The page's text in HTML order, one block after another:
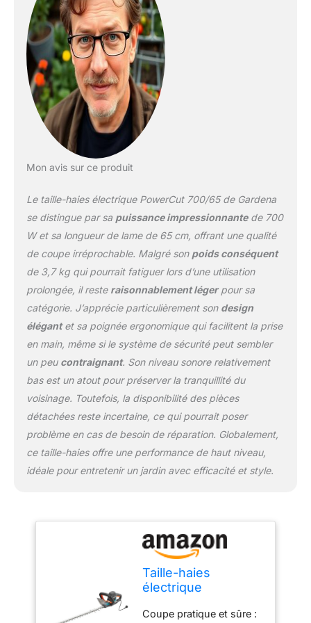
lors du travail Durable et
innovante : la butée de
protection protège les
lames lors de la coupe
près du sol ProZone :
meulage professionnel et
dents spéciales pour une
coupe sans effort, même
pour les grosses
Mon avis sur ce produit
Le taille-haies électrique PowerCut 700/65 de Gardena
se distingue par sa puissance impressionnantede 700
W et sa longueur de lame de 65 cm, offrant une qualité
de coupe irréprochable. Malgré son poids conséquent
de 3,7 kg qui pourrait fatiguer lors d’une utilisation
prolongée, il reste raisonnablement légerpour sa
catégorie. J’apprécie particulièrement son design
élégantet sa poignée ergonomique qui facilitent la prise
en main, même si le système de sécurité peut sembler
un peu contraignant. Son niveau sonore relativement
bas est un atout pour préserver la tranquillité du
voisinage. Toutefois, la disponibilité des pièces
détachées reste incertaine, ce qui pourrait poser
problème en cas de besoin de réparation. Globalement,
ce taille-haies offre une performance de haut niveau,
idéale pour entretenir un jardin avec efficacité et style.
Taille-haies
électrique
de Gardena : taille-
Coupe pratique et sûre :